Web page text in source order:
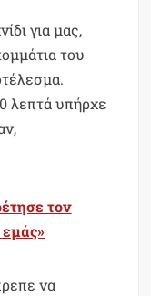
για μας,
του
λεπτά υπήρχε
τον
να